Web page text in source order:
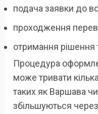
подача заявки до
проходження
отримання рішення
Процедура
може тривати
таких як Варшава
збільшуються